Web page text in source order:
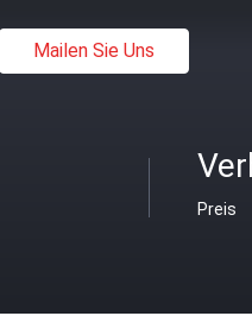
Mailen Sie Uns
Preis